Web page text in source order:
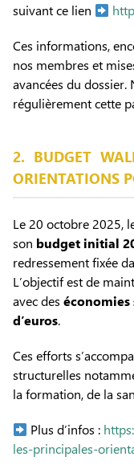
suivant ce lien
Ces informations,
nos membres et
avancées du
régulièrement cette
2. BUDGET
ORIENTATIONS
Le 20 octobre 2025,
son budget initial
redressement fixée
L’objectif est de
avec des
d’euros.
Ces efforts
structurelles
la formation, de la
Plus d’infos :
les-principales-